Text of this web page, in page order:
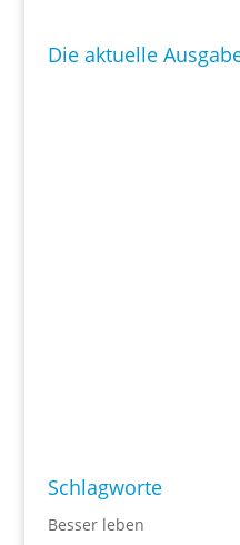
Die aktuelle
Schlagworte
Besser leben